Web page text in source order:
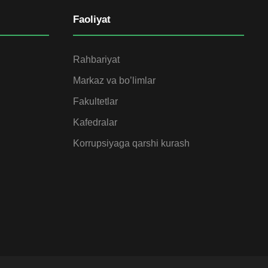
Faoliyat
Rahbariyat
Markaz va bo’limlar
Fakultetlar
Kafedralar
Korrupsiyaga qarshi kurash